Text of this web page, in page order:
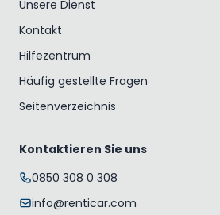
Unsere Dienst
Kontakt
Hilfezentrum
Häufig gestellte Fragen
Seitenverzeichnis
Kontaktieren Sie uns
0850 308 0 308
info@renticar.com